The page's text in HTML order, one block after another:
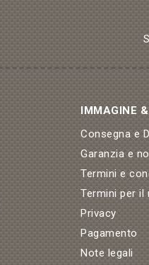
IMMAGINE
Consegna e
Garanzia e
Termini e
Termini per il
Privacy
Pagamento
Note legali